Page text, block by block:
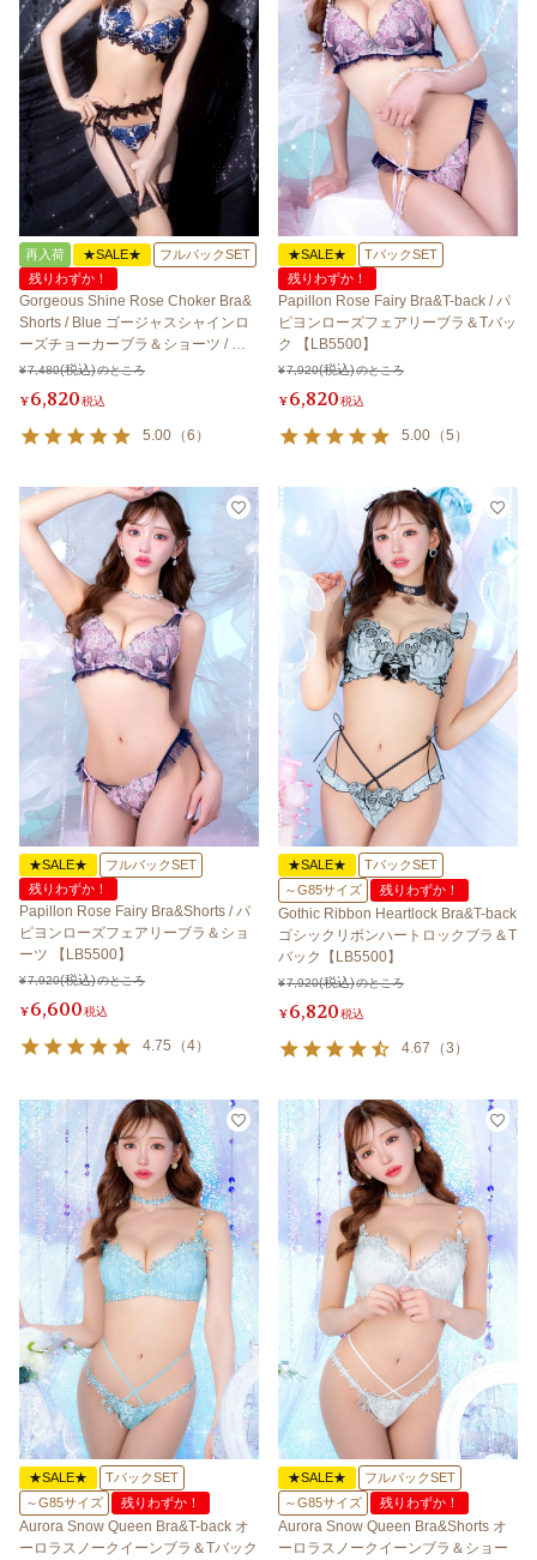
再入荷 ★SALE★
フルバックSET
残りわずか！
Gorgeous Shine Rose Choker Bra&
Shorts / Blue ゴージャスシャインロ
ーズチョーカーブラ＆ショーツ / ブ
ルー【LB5500】
¥7,480 のところ
¥6,820税込
5.00 （6 ）
★SALE★
TバックSET
残りわずか！
Papillon Rose Fairy Bra&T-back / パ
ピヨンローズフェアリーブラ＆Tバッ
ク 【LB5500】
¥7,920 のところ
¥6,820税込
5.00 （5 ）
★SALE★
フルバックSET
残りわずか！
Papillon Rose Fairy Bra&Shorts / パ
ピヨンローズフェアリーブラ＆ショ
ーツ 【LB5500】
¥7,920 のところ
¥6,600税込
4.75 （4）
★SALE★
TバックSET
～G85サイズ
残りわずか！
Gothic Ribbon Heartlock Bra&T-back
ゴシックリボンハートロックブラ＆T
バック【LB5500】
¥7,920 のところ
¥6,820税込
4.67 （3 ）
★SALE★
TバックSET
～G85サイズ
残りわずか！
Aurora Snow Queen Bra&T-back オ
ーロラスノークイーンブラ＆Tバック
★SALE★
フルバックSET
～G85サイズ
残りわずか！
Aurora Snow Queen Bra&Shorts オ
ーロラスノークイーンブラ＆ショー